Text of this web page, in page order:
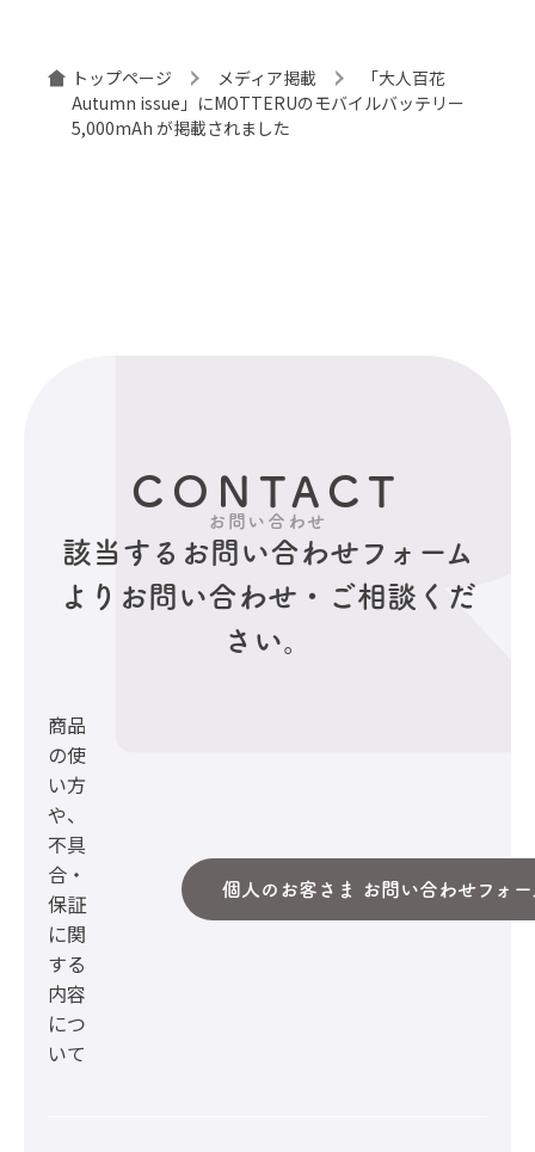
トップページ メディア掲載
「大人百花
Autumn issue」にMOTTERUのモバイルバッテリー
5,000mAh が掲載されました
CONTACT
お問い合わせ
該当するお問い合わせフォーム
より お問い合わせ・ご相談くだ
さい。
商品
の使
い方
や、
不具
合・
保証
に関
する
内容
につ
いて
個人のお客さま お問い合わせフォー